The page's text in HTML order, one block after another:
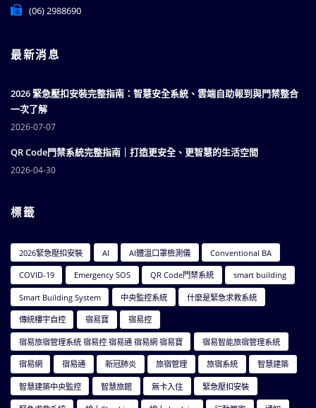
(06) 2988690
最新消息
2026 緊急壓扣安裝完整指南：智慧安全系統、雲端自助報到與門禁整合
一次了解
2026-07-07
QR Code門禁系統完整指南｜打造更安全、更智慧的生活空間
2026-04-30
標籤
2026緊急壓扣安裝 AI AI體溫口罩檢測儀 Conventional BA
COVID-19 Emergency SOS QR Code門禁系統 smart building
Smart Building System 中央監控系統 什麼是緊急求救系統
傳統樓宇自控 宿易寶 宿易控
宿易旅宿管理系統 宿易控 宿易通 宿易網 宿易寶 宿易智能旅宿管理系統
宿易網 宿易通 新冠肺炎 旅宿管理 旅宿系統 智慧建築
智慧建築中央監控 智慧旅館 無卡入住 緊急壓扣安裝